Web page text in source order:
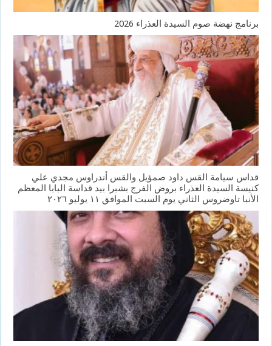
برنامج نهضة صوم السيدة العذراء 2026
قداس سيامة القس داود صمؤيل والقس أندراوس مجدي علي
كنيسة السيدة العذراء بروض الفرج بشبرا بيد قداسة البابا المعظم
الأنبا تاوضروس الثاني يوم السبت الموافق ١١ يوليو ٢٠٢٦